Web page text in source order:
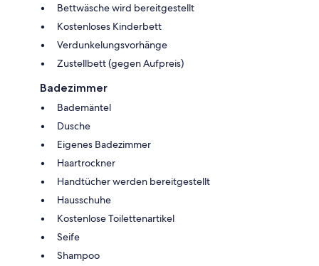
Bettwäsche wird bereitgestellt
Kostenloses Kinderbett
Verdunkelungsvorhänge
Zustellbett (gegen Aufpreis)
Badezimmer
Bademäntel
Dusche
Eigenes Badezimmer
Haartrockner
Handtücher werden bereitgestellt
Hausschuhe
Kostenlose Toilettenartikel
Seife
Shampoo